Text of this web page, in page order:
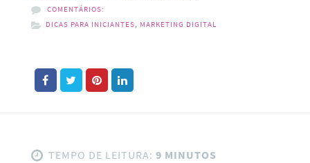
COMENTÁRIOS:
DICAS PARA INICIANTES, MARKETING DIGITAL
TEMPO DE LEITURA: 9 MINUTOS